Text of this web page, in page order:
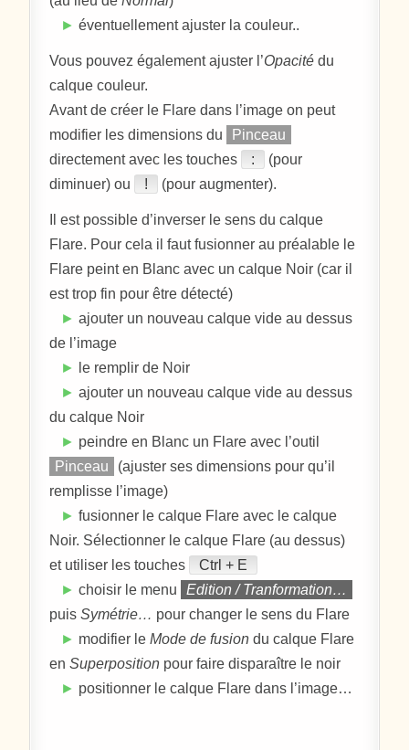
► éventuellement ajuster la couleur..
Vous pouvez également ajuster l’Opacité du
calque couleur.
Avant de créer le Flare dans l’image on peut
modifier les dimensions du
Pinceau
directement avec les touches
:
(pour
diminuer) ou
! (pour augmenter).
Il est possible d’inverser le sens du calque
Flare. Pour cela il faut fusionner au préalable le
Flare peint en Blanc avec un calque Noir (car il
est trop fin pour être détecté)
► ajouter un nouveau calque vide au dessus
de l’image
►
le remplir de Noir
► ajouter un nouveau calque vide au dessus
du calque Noir
► peindre en Blanc un Flare avec l’outil
Pinceau
(ajuster ses dimensions pour qu’il
remplisse l’image)
► fusionner le calque Flare avec le calque
Noir. Sélectionner le calque Flare (au dessus)
et utiliser les touches
Ctrl + E
► choisir le menu
Edition / Tranformation…
puisSymétrie… pour changer le sens du Flare
► modifier leMode de fusion du calque Flare
enSuperposition pour faire disparaître le noir
► positionner le calque Flare dans l’image…